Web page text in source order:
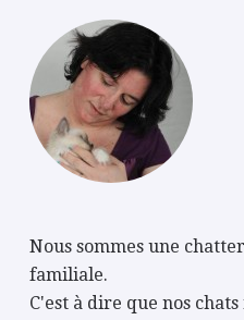
Nous sommes une
familiale.
C'est à dire que nos